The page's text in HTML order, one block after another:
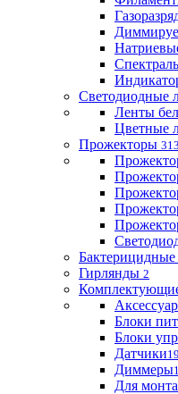
Светодиодные
Ленты
Цветные
Прожекторы 313
Бактерицидные
Гирлянды 2
Блоки
Блоки
Датчики19
Диммеры
Для